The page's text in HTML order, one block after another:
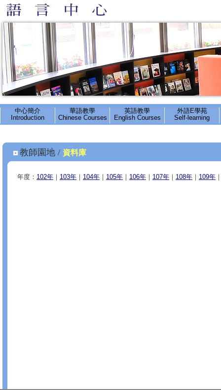
中心簡介
Introduction
華語教學
Chinese Courses
英語教學
English Courses
外語E學苑
Self-learning
教師園地 / 資料庫
年度： 102年 ｜ 103年 ｜ 104年 ｜ 105年 ｜ 106年 ｜ 107年 ｜ 108年 ｜ 109年